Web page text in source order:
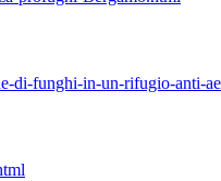
di-funghi-in-un-rifugio-anti-